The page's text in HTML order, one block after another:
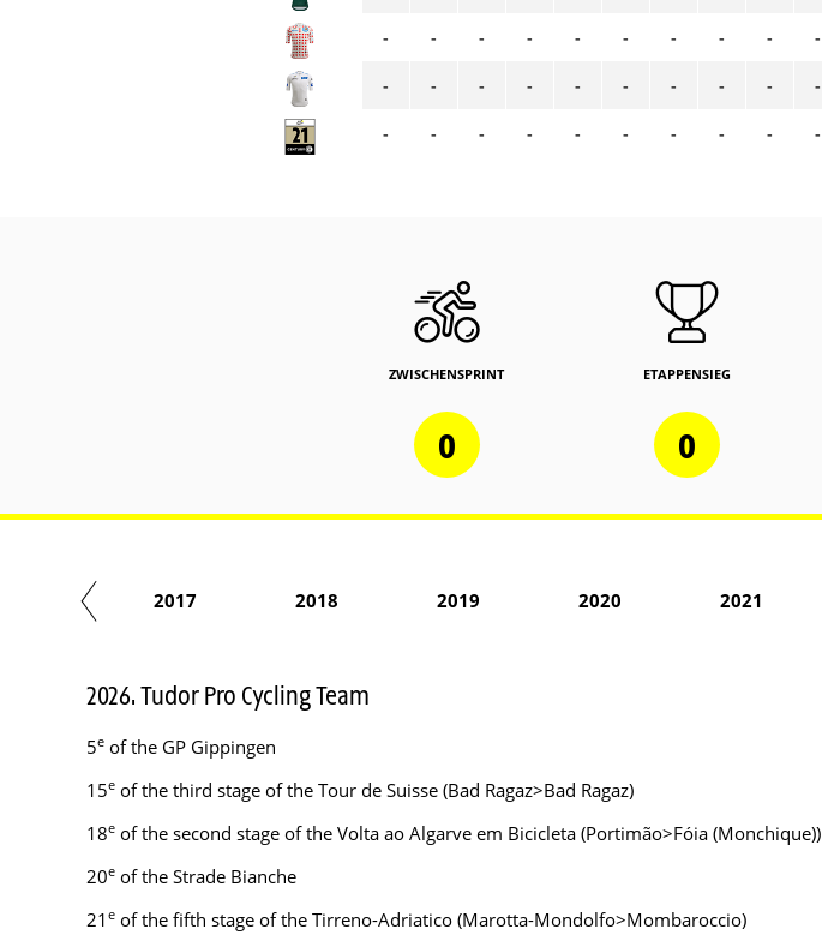
-
-
-
-
-
-
-
-
-
-
-
-
-
-
-
-
-
-
-
-
-
-
-
-
-
-
-
-
-
-
ZWISCHENSPRINT
0
ETAPPENSIEG
0
2017 2018 2019 2020 2021
2026. Tudor Pro Cycling Team
5e of the GP Gippingen
15e of the third stage of the Tour de Suisse (Bad Ragaz>Bad Ragaz)
18e of the second stage of the Volta ao Algarve em Bicicleta (Portimão>Fóia (Monchique))
20e of the Strade Bianche
21 e of the fifth stage of the Tirreno-Adriatico (Marotta-Mondolfo>Mombaroccio)